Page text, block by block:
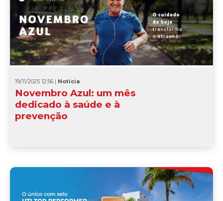
19/11/2025 12:56 | Notícia
Novembro Azul: um mês
dedicado à saúde e à
prevenção